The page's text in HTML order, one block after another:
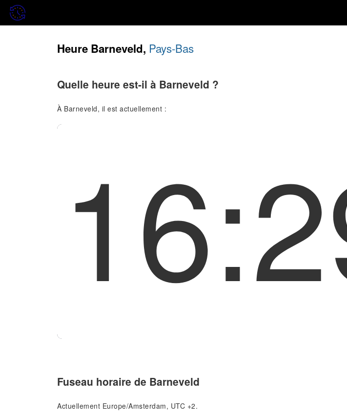
Heure Barneveld, Pays-Bas
Quelle heure est-il à Barneveld ?
À Barneveld, il est actuellement :
Fuseau horaire de Barneveld
Actuellement Europe/Amsterdam, UTC +2.